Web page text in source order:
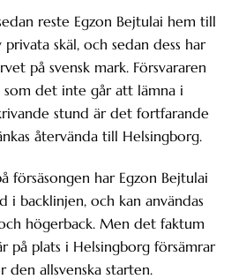
reste Egzon Bejtulai hem till
skäl, och sedan dess har
på svensk mark. Försvararen
det inte går att lämna i
stund är det fortfarande
återvända till Helsingborg.
försäsongen har Egzon Bejtulai
i backlinjen, och kan användas
högerback. Men det faktum
på plats i Helsingborg försämrar
den allsvenska starten.